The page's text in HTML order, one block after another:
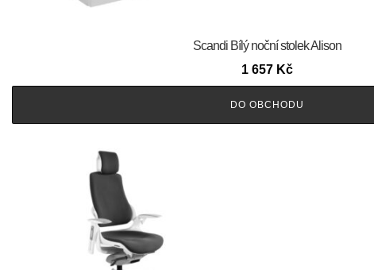
Scandi Bílý noční stolek Alison
1 657 Kč
DO OBCHODU